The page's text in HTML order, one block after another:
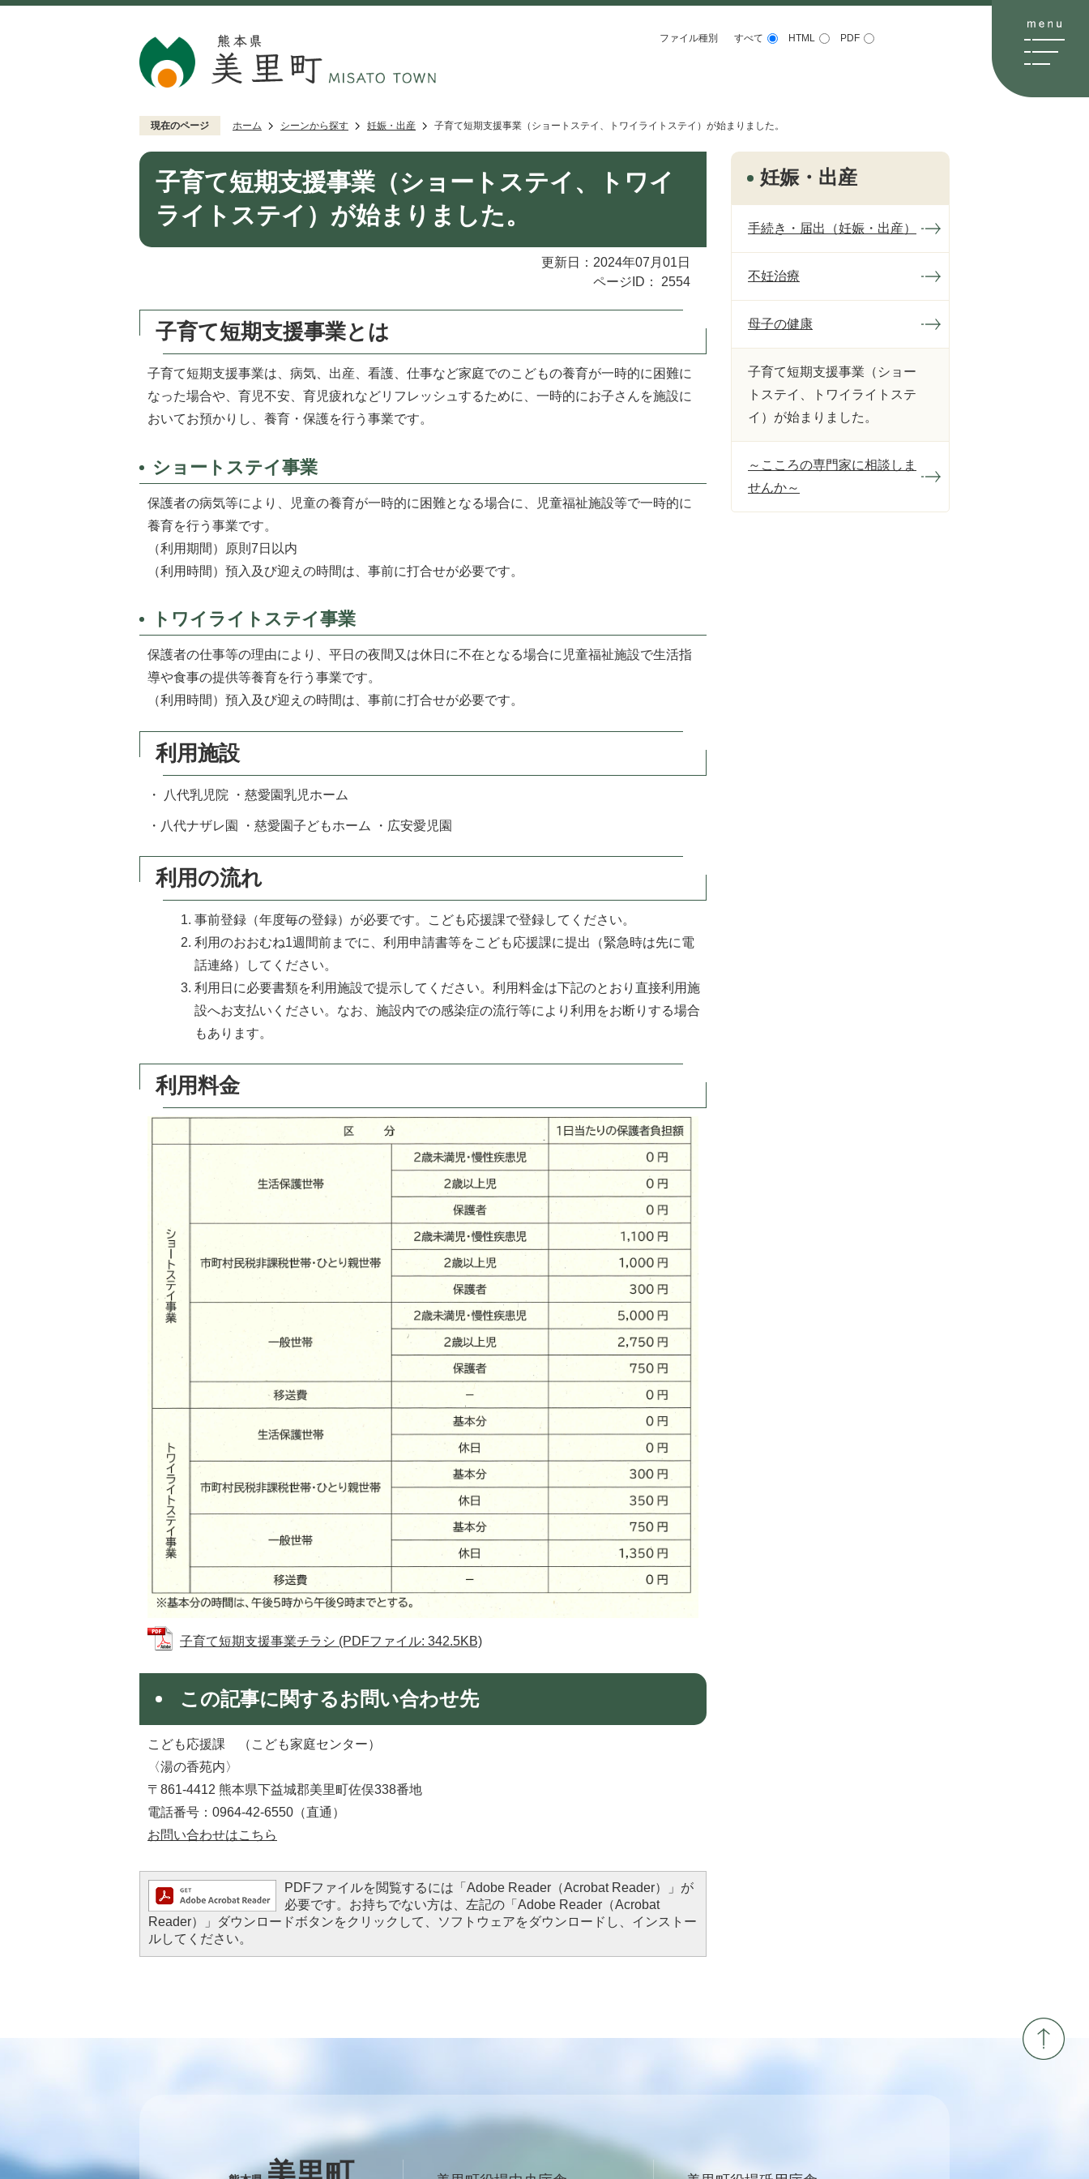
ファイル種別 すべて HTML PDF
現在のページ ホーム シーンから探す 妊娠・出産 子育て短期支援事業（ショートステイ、トワイライトステイ）が始まりました。
子育て短期支援事業（ショートステイ、トワイ
ライトステイ）が始まりました。
更新日：2024年07月01日
ページID：
2554
子育て短期支援事業とは
子育て短期支援事業は、病気、出産、看護、仕事など家庭でのこどもの養育が一時的に困難に
なった場合や、育児不安、育児疲れなどリフレッシュするために、一時的にお子さんを施設に
おいてお預かりし、養育・保護を行う事業です。
ショートステイ事業
保護者の病気等により、児童の養育が一時的に困難となる場合に、児童福祉施設等で一時的に
養育を行う事業です。
（利用期間）原則7日以内
（利用時間）預入及び迎えの時間は、事前に打合せが必要です。
トワイライトステイ事業
保護者の仕事等の理由により、平日の夜間又は休日に不在となる場合に児童福祉施設で生活指
導や食事の提供等養育を行う事業です。
（利用時間）預入及び迎えの時間は、事前に打合せが必要です。
利用施設
・ 八代乳児院 ・慈愛園乳児ホーム
・八代ナザレ園 ・慈愛園子どもホーム ・広安愛児園
利用の流れ
事前登録（年度毎の登録）が必要です。こども応援課で登録してください。
利用のおおむね1週間前までに、利用申請書等をこども応援課に提出（緊急時は先に電
話連絡）してください。
利用日に必要書類を利用施設で提示してください。利用料金は下記のとおり直接利用施
設へお支払いください。なお、施設内での感染症の流行等により利用をお断りする場合
もあります。
利用料金
子育て短期支援事業チラシ (PDFファイル: 342.5KB)
この記事に関するお問い合わせ先
こども応援課 （こども家庭センター）
〈湯の香苑内〉
〒861-4412 熊本県下益城郡美里町佐俣338番地
電話番号：0964-42-6550（直通）
お問い合わせはこちら
PDFファイルを閲覧するには「Adobe Reader（Acrobat Reader）」が
必要です。お持ちでない方は、左記の「Adobe Reader（Acrobat
Reader）」ダウンロードボタンをクリックして、ソフトウェアをダウンロードし、インストー
ルしてください。
妊娠・出産
手続き・届出（妊娠・出産）
不妊治療
母子の健康
子育て短期支援事業（ショー
トステイ、トワイライトステ
イ）が始まりました。
～こころの専門家に相談しま
せんか～